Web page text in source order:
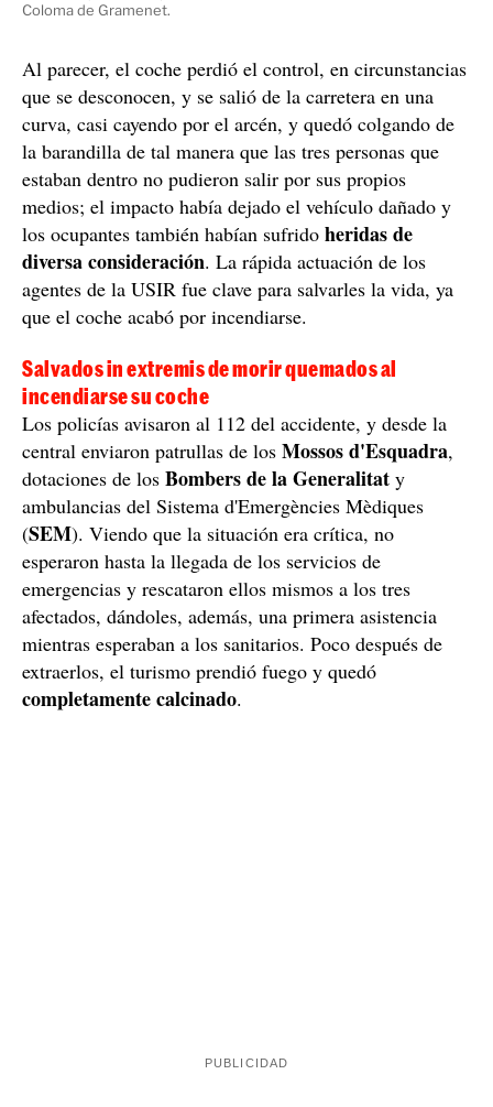
Coloma de Gramenet.
Al parecer, el coche perdió el control, en circunstancias
que se desconocen, y se salió de la carretera en una
curva, casi cayendo por el arcén, y quedó colgando de
la barandilla de tal manera que las tres personas que
estaban dentro no pudieron salir por sus propios
medios; el impacto había dejado el vehículo dañado y
los ocupantes también habían sufrido heridas de
diversa consideración. La rápida actuación de los
agentes de la USIR fue clave para salvarles la vida, ya
que el coche acabó por incendiarse.
Salvados in extremis de morir quemados al
incendiarse su coche
Los policías avisaron al 112 del accidente, y desde la
central enviaron patrullas de los Mossos d'Esquadra,
dotaciones de los Bombers de la Generalitat y
ambulancias del Sistema d'Emergències Mèdiques
(SEM). Viendo que la situación era crítica, no
esperaron hasta la llegada de los servicios de
emergencias y rescataron ellos mismos a los tres
afectados, dándoles, además, una primera asistencia
mientras esperaban a los sanitarios. Poco después de
extraerlos, el turismo prendió fuego y quedó
completamente calcinado.